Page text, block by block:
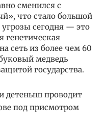
сменился с
что стало большой
сегодня — это
генетическая
сеть из более чем 60
медведь
государства.
детеныш проводит
под присмотром